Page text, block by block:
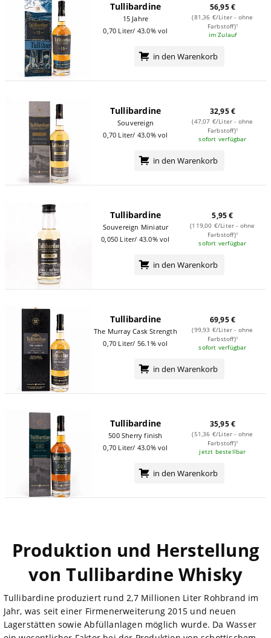
Tullibardine
15 Jahre
0,70 Liter/ 43.0% vol
56,95 €
(81,36 €/Liter - ohne
Farbstoff)¹
im Zulauf
in den Warenkorb
Tullibardine
Souvereign
0,70 Liter/ 43.0% vol
32,95 €
(47,07 €/Liter - ohne
Farbstoff)¹
sofort verfügbar
in den Warenkorb
Tullibardine
Souvereign Miniatur
0,050 Liter/ 43.0% vol
5,95 €
(119,00 €/Liter - ohne
Farbstoff)¹
sofort verfügbar
in den Warenkorb
Tullibardine
The Murray Cask Strength
0,70 Liter/ 56.1% vol
69,95 €
(99,93 €/Liter - ohne
Farbstoff)¹
sofort verfügbar
in den Warenkorb
Tullibardine
500 Sherry finish
0,70 Liter/ 43.0% vol
35,95 €
(51,36 €/Liter - ohne
Farbstoff)¹
jetzt bestellbar
in den Warenkorb
Produktion und Herstellung
von Tullibardine Whisky
Tullibardine produziert rund 2,7 Millionen Liter Rohbrand im
Jahr, was seit einer Firmenerweiterung 2015 und neuen
Lagerstätten sowie Abfüllanlagen möglich wurde. Da Wasser